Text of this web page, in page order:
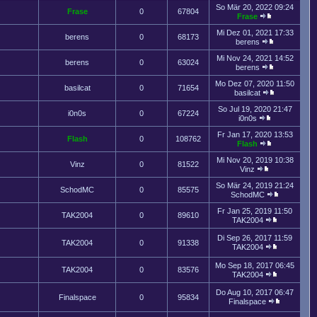
Frase 0 67804
So Mär 20, 2022 09:24
Frase
berens 0 68173
Mi Dez 01, 2021 17:33
berens
berens 0 63024
Mi Nov 24, 2021 14:52
berens
basilcat 0 71654
Mo Dez 07, 2020 11:50
basilcat
i0n0s 0 67224
So Jul 19, 2020 21:47
i0n0s
Flash 0 108762
Fr Jan 17, 2020 13:53
Flash
Vinz 0 81522
Mi Nov 20, 2019 10:38
Vinz
SchodMC 0 85575
So Mär 24, 2019 21:24
SchodMC
TAK2004 0 89610
Fr Jan 25, 2019 11:50
TAK2004
TAK2004 0 91338
Di Sep 26, 2017 11:59
TAK2004
TAK2004 0 83576
Mo Sep 18, 2017 06:45
TAK2004
Finalspace 0 95834
Do Aug 10, 2017 06:47
Finalspace